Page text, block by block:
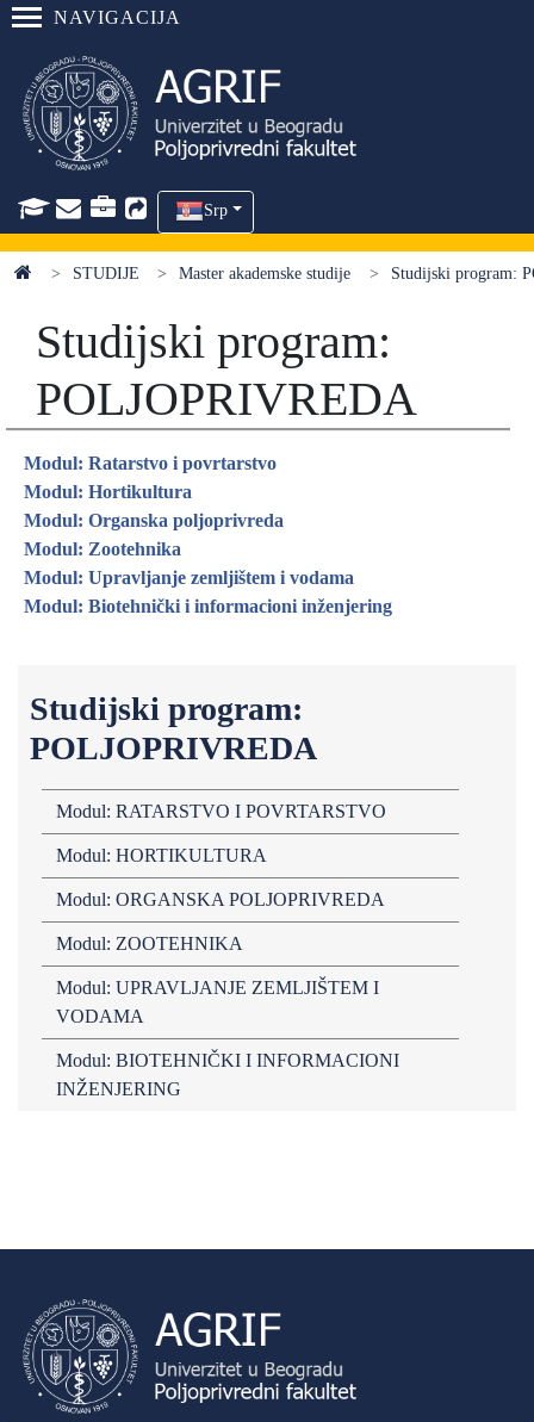
NAVIGACIJA
Srp
STUDIJE Master akademske studije Studijski program:
Studijski program:
POLJOPRIVREDA
Modul: RATARSTVO I POVRTARSTVO
Modul: HORTIKULTURA
Modul: ORGANSKA POLJOPRIVREDA
Modul: ZOOTEHNIKA
Modul: UPRAVLJANJE ZEMLJIŠTEM I
VODAMA
Modul: BIOTEHNIČKI I INFORMACIONI
INŽENJERING
Studijski program:
POLJOPRIVREDA
Modul: Ratarstvo i povrtarstvo
Modul: Hortikultura
Modul: Organska poljoprivreda
Modul: Zootehnika
Modul: Upravljanje zemljištem i vodama
Modul: Biotehnički i informacioni inženjering